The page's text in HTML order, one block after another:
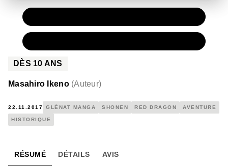
DÈS 10 ANS
Masahiro Ikeno (Auteur)
22.11.2017 GLÉNAT MANGA SHONEN RED DRAGON AVENTURE
HISTORIQUE
RÉSUMÉ DÉTAILS AVIS